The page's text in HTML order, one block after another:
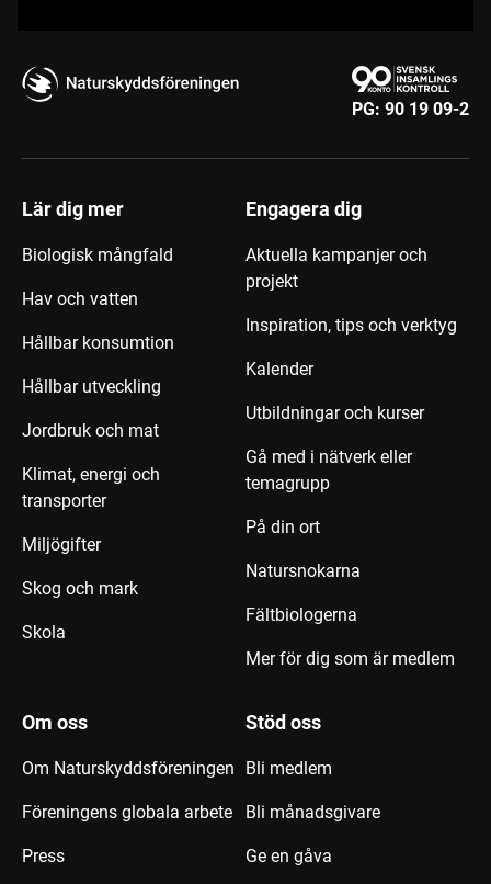
PG: 90 19 09-2
Lär dig mer
Biologisk mångfald
Hav och vatten
Hållbar konsumtion
Hållbar utveckling
Jordbruk och mat
Klimat, energi och
transporter
Miljögifter
Skog och mark
Skola
Engagera dig
Aktuella kampanjer och
projekt
Inspiration, tips och verktyg
Kalender
Utbildningar och kurser
Gå med i nätverk eller
temagrupp
På din ort
Natursnokarna
Fältbiologerna
Mer för dig som är medlem
Om oss
Om Naturskyddsföreningen
Föreningens globala arbete
Press
Stöd oss
Bli medlem
Bli månadsgivare
Ge en gåva